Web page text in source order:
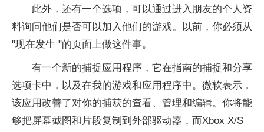
此外，还有一个选项，可以通过进入朋友的个人资
料询问他们是否可以加入他们的游戏。以前，你必须从
"现在发生 "的页面上做这件事。
有一个新的捕捉应用程序，它在指南的捕捉和分享
选项卡中，以及在我的游戏和应用程序中。微软表示，
该应用改善了对你的捕获的查看、管理和编辑。你将能
够把屏幕截图和片段复制到外部驱动器，而Xbox X/S